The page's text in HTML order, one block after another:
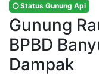
Status Gunung Api
Gunung
BPBD
Dampak